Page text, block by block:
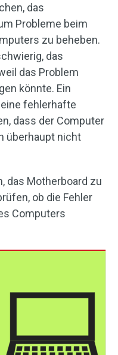
das
Probleme beim
zu beheben.
das
das Problem
könnte. Ein
fehlerhafte
dass der Computer
überhaupt nicht
das Motherboard zu
ob die Fehler
Computers